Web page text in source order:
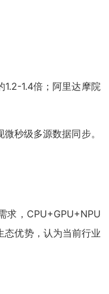
1.4倍；阿里达摩院
秒级多源数据同步。
求，CPU+GPU+NPU
态优势，认为当前行业